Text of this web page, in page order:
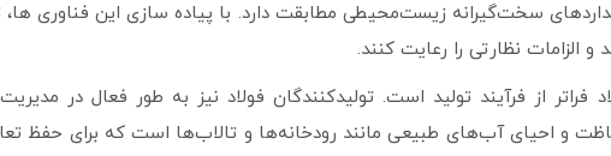
سخت‌گیرانه زیست‌محیطی مطابقت دارد. با پیاده سازی این فناوری ها،
الزامات نظارتی را رعایت کنند.
از فرآیند تولید است. تولیدکنندگان فولاد نیز به طور فعال در
و احیای آب‌های طبیعی مانند رودخانه‌ها و تالاب‌ها است که برای حفظ